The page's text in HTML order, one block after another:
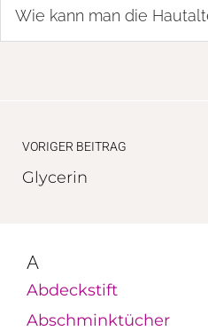
Wie kann man die
VORIGER BEITRAG
Glycerin
A
Abdeckstift
Abschminktücher